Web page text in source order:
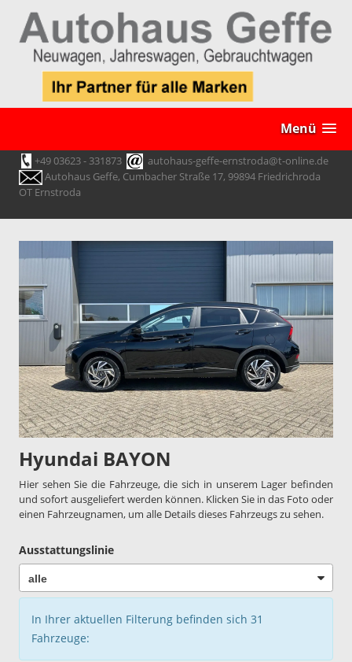
Menü
+49 03623 - 331873
autohaus-geffe-ernstroda@t-online.de
Autohaus Geffe, Cumbacher Straße 17, 99894 Friedrichroda
OT Ernstroda
Hyundai BAYON
Hier sehen Sie die Fahrzeuge, die sich in unserem Lager befinden
und sofort ausgeliefert werden können. Klicken Sie in das Foto oder
einen Fahrzeugnamen, um alle Details dieses Fahrzeugs zu sehen.
Ausstattungslinie
In Ihrer aktuellen Filterung befinden sich 31
Fahrzeuge: